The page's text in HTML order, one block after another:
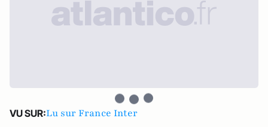
VU SUR:Lu sur France Inter